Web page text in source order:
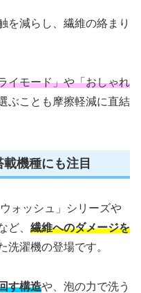
を減らし、繊維の絡まり
イモード」や「おしゃれ
ぶことも摩擦軽減に直結
機種にも注目
ォッシュ」シリーズや
ど、 繊維へのダメージを
洗濯機の登場です。
す構造や、泡の力で洗う